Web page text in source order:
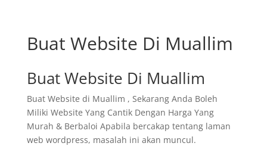
Buat Website Di Muallim
Buat Website Di Muallim
Buat Website di Muallim , Sekarang Anda Boleh
Miliki Website Yang Cantik Dengan Harga Yang
Murah & Berbaloi Apabila bercakap tentang laman
web wordpress, masalah ini akan muncul.